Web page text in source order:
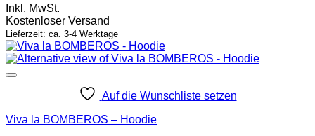
Inkl. MwSt.
Kostenloser Versand
Lieferzeit: ca. 3-4 Werktage
Auf die Wunschliste setzen
Viva la BOMBEROS – Hoodie